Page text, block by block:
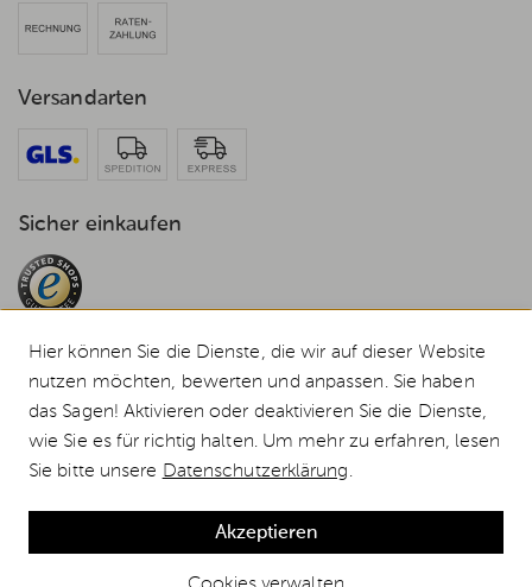
Versandarten
Sicher einkaufen
© 2026 Weststyle GmbH · Europas grosser Weber Spezialist
Alle Preise inkl. MwSt., inkl. Verpackungskosten und zzgl.
Durchgestrichene Preise entsprechen dem bisherigen Preis bei Weststyle.
Weber Gasgrill Q 2200N mit Rollwagen, Black günstig kaufen
Hier können Sie die Dienste, die wir auf dieser Website
nutzen möchten, bewerten und anpassen. Sie haben
das Sagen! Aktivieren oder deaktivieren Sie die Dienste,
wie Sie es für richtig halten. Um mehr zu erfahren, lesen
Sie bitte unsere Datenschutzerklärung.
Akzeptieren